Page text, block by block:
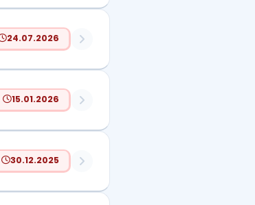
24.07.2026
15.01.2026
30.12.2025